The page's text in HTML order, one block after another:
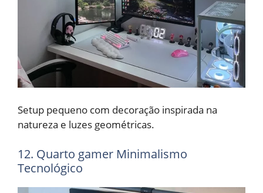
Setup pequeno com decoração inspirada na
natureza e luzes geométricas.
12. Quarto gamer Minimalismo
Tecnológico